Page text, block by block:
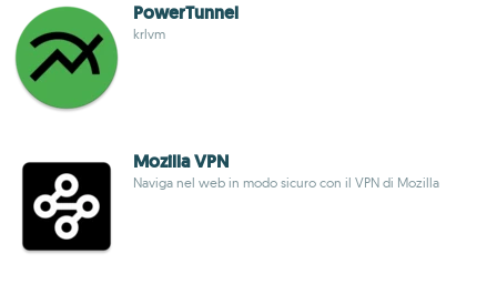
PowerTunnel
krlvm
Mozilla VPN
Naviga nel web in modo sicuro con il VPN di Mozilla